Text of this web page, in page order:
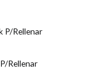
Rellenar